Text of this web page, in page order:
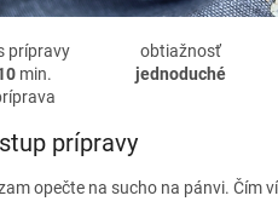
prípravy
min.
obtiažnosť
jednoduché
prípravy
opečte na sucho na pánvi. Čím